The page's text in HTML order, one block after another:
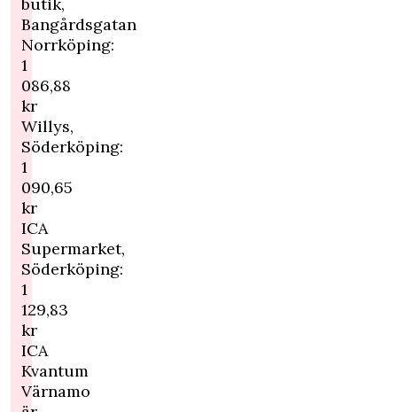
Bangårdsgatan
Norrköping:
1
086,88
kr
Willys,
Söderköping:
1
090,65
kr
ICA
Supermarket,
Söderköping:
1
129,83
kr
ICA
Kvantum
Värnamo